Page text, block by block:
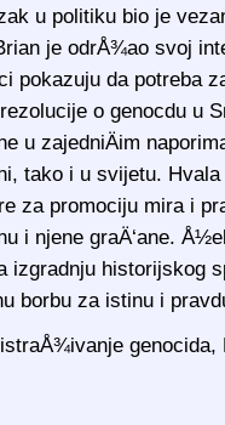
u politiku bio je
je odrÅ¾ao svoj
pokazuju da potreba
o genocdu u
u zajedniÄim
tako i u svijetu.
za promociju mira i
i njene graÄ‘ane.
izgradnju historijskog
borbu za istinu i
genocida,